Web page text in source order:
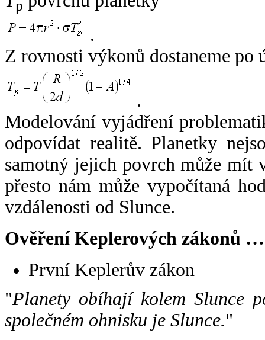
p
.
Z rovnosti výkonů dostaneme po
.
Modelování vyjádření
odpovídat realitě. Planetky
samotný jejich povrch může mít
přesto nám může vypočítaná
vzdálenosti od Slunce.
Ověření Keplerových zákonů …
První Keplerův zákon
"Planety obíhají kolem Slunce
společném ohnisku je Slunce."